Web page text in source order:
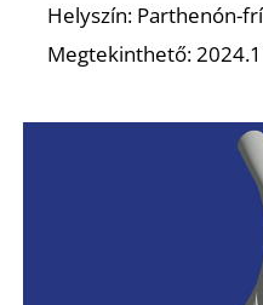
Helyszín: Parthenón-
Megtekinthető: